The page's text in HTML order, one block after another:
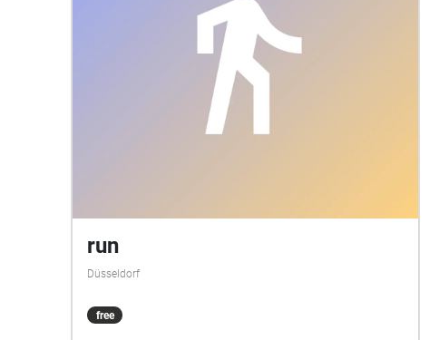
run
Düsseldorf
free